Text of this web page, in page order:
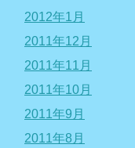
2012年1月
2011年12月
2011年11月
2011年10月
2011年9月
2011年8月